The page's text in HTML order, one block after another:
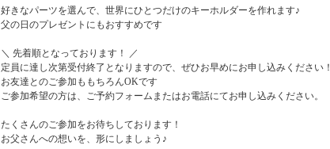
好きなパーツを選んで、世界にひとつだけのキーホルダーを作れます♪
父の日のプレゼントにもおすすめです
＼ 先着順となっております！ ／
定員に達し次第受付終了となりますので、ぜひお早めにお申し込みください！
お友達とのご参加ももちろんOKです
ご参加希望の方は、ご予約フォームまたはお電話にてお申し込みください。
たくさんのご参加をお待ちしております！
お父さんへの想いを、形にしましょう♪